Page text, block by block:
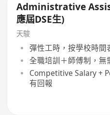
Administrative
應屆DSE生)
天駿
彈性工時，按學校時間
全職培訓＋師傅制，無
Competitive Salary +
有回報